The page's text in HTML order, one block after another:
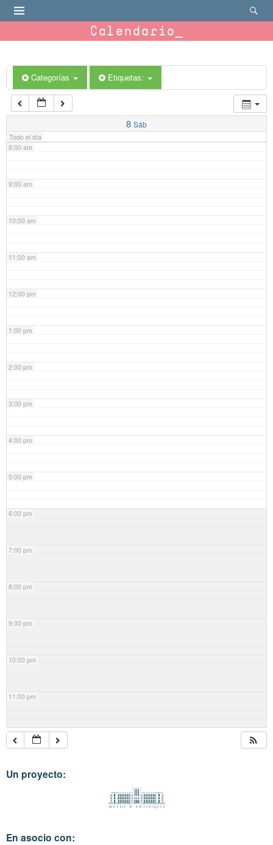
Calendario
Categorías Etiquetas:
8 Sáb
Todo el día
6:00 am
7:00 am
8:00 am
9:00 am
10:00 am
11:00 am
12:00 pm
1:00 pm
2:00 pm
3:00 pm
4:00 pm
5:00 pm
6:00 pm
7:00 pm
8:00 pm
9:00 pm
10:00 pm
11:00 pm
Un proyecto:
En asocio con: